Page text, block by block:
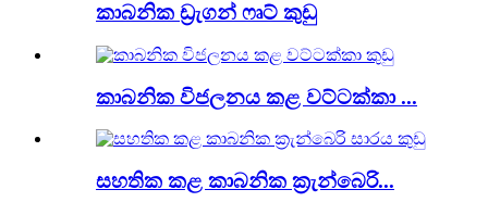
කාබනික ඩ්‍රැගන් ෆෘට් කුඩු
කාබනික විජලනය කළ වට්ටක්කා ...
සහතික කළ කාබනික ක්‍රැන්බෙරි...